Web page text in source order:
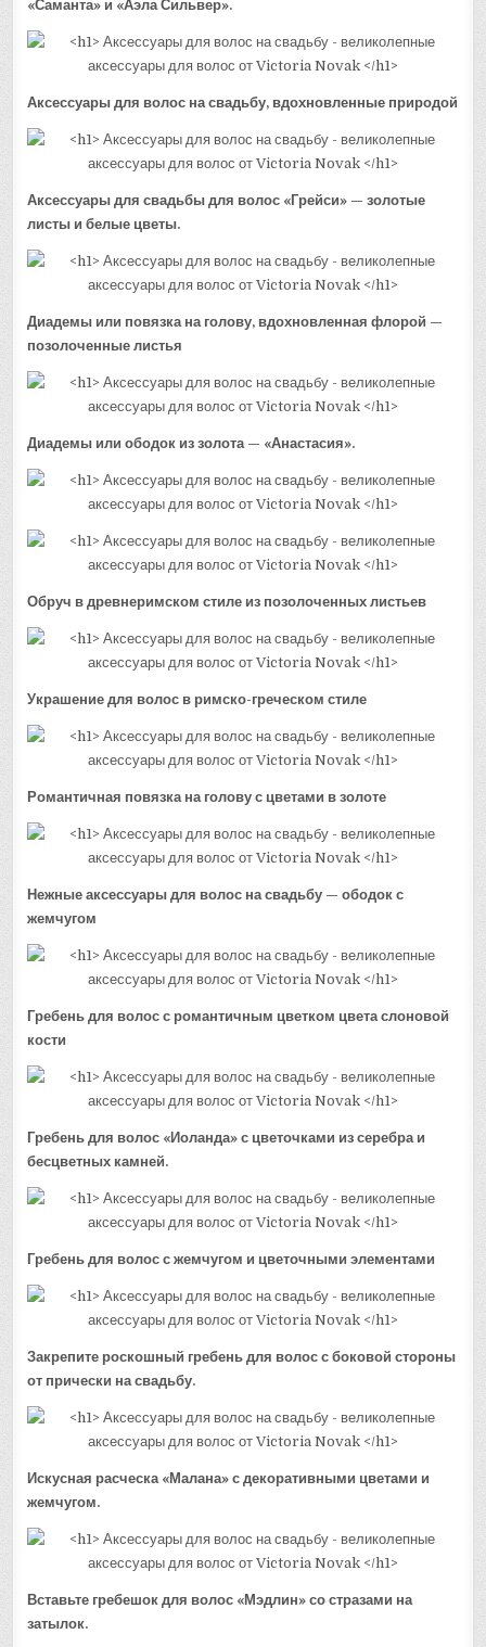
«Саманта» и «Аэла Сильвер».
Аксессуары для волос на свадьбу, вдохновленные природой
Аксессуары для свадьбы для волос «Грейси» — золотые
листы и белые цветы.
Диадемы или повязка на голову, вдохновленная флорой —
позолоченные листья
Диадемы или ободок из золота — «Анастасия».
Обруч в древнеримском стиле из позолоченных листьев
Украшение для волос в римско-греческом стиле
Романтичная повязка на голову с цветами в золоте
Нежные аксессуары для волос на свадьбу — ободок с
жемчугом
Гребень для волос с романтичным цветком цвета слоновой
кости
Гребень для волос «Иоланда» с цветочками из серебра и
бесцветных камней.
Гребень для волос с жемчугом и цветочными элементами
Закрепите роскошный гребень для волос с боковой стороны
от прически на свадьбу.
Искусная расческа «Малана» с декоративными цветами и
жемчугом.
Вставьте гребешок для волос «Мэдлин» со стразами на
затылок.